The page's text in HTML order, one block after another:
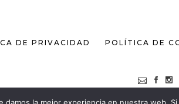
DE PRIVACIDAD POLÍTICA DE